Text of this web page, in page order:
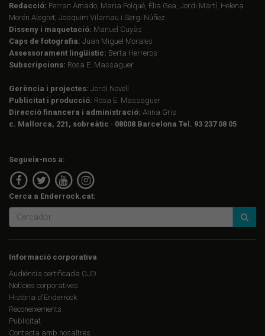
Redacció: Ferran Amado, Maria Folqué, Èlia Gea, Jordi Martí, Helena
Morén Alegret, Joaquim Vilarnau i Sergi Núñez
Disseny i maquetació: Manuel Cuyàs
Caps de fotografia: Juan Miguel Morales
Assessorament lingüístic: Berta Herreros
Subscripcions: Rosa E. Massaguer
Gerència i projectes: Jordi Novell
Publicitat i producció: Rosa E. Massaguer
Direcció financera i administració: Anna Gris
c. Mallorca, 221, sobreàtic · 08008 Barcelona Tel. 93 237 08 05
Segueix-nos a:
Cerca a Enderrock.cat:
Informació corporativa
Audiència certificada OJD
Notícies corporatives
Història d'Enderrock
Reconeixements
Publicitat
Contacta amb nosaltres